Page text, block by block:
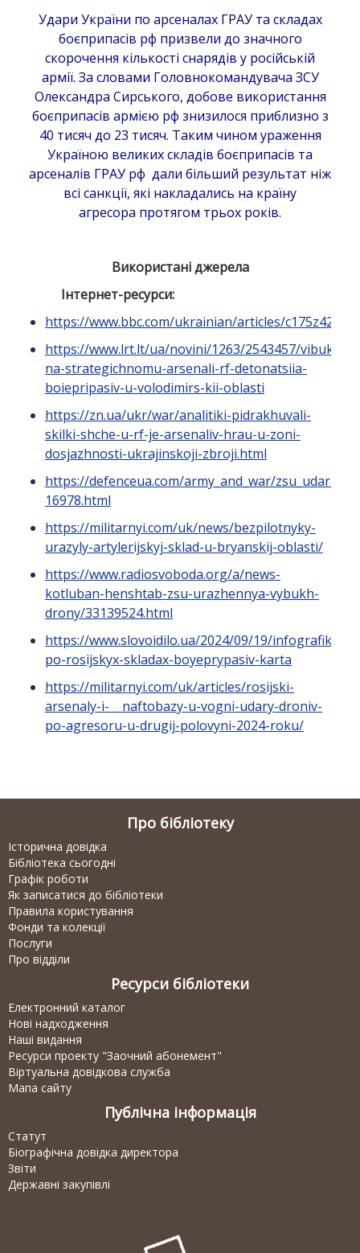
Удари України по арсеналах ГРАУ та складах
боєприпасів рф призвели до значного
скорочення кількості снарядів у російській
армії. За словами Головнокомандувача ЗСУ
Олександра Сирського, добове використання
боєприпасів армією рф знизилося приблизно з
40 тисяч до 23 тисяч. Таким чином ураження
Україною великих складів боєприпасів та
арсеналів ГРАУ рф дали більший результат ніж
всі санкції, які накладались на країну
агресора протягом трьох років.
Використані джерела
Інтернет-ресурси:
https://www.bbc.com/ukrainian/articles/
https://www.lrt.lt/ua/novini/1263/2543457/vibukhi-
na-strategichnomu-arsenali-rf-detonatsiia-
boiepripasiv-u-volodimirs-kii-oblasti
https://zn.ua/ukr/war/analitiki-pidrakhuvali-
skilki-shche-u-rf-je-arsenaliv-hrau-u-zoni-
dosjazhnosti-ukrajinskoji-zbroji.html
https://defenceua.com/army_and_war/
16978.html
https://militarnyi.com/uk/news/bezpilotnyky-
urazyly-artylerijskyj-sklad-u-bryanskij-oblasti/
https://www.radiosvoboda.org/a/news-
kotluban-henshtab-zsu-urazhennya-vybukh-
drony/33139524.html
https://www.slovoidilo.ua/2024/09/19/infografika/
po-rosijskyx-skladax-boyeprypasiv-karta
https://militarnyi.com/uk/articles/rosijski-
arsenaly-i- naftobazy-u-vogni-udary-droniv-
po-agresoru-u-drugij-polovyni-2024-roku/
Про бібліотеку
Історична довідка
Бібліотека сьогодні
Графік роботи
Як записатися до бібліотеки
Правила користування
Фонди та колекції
Послуги
Про відділи
Ресурси бібліотеки
Електронний каталог
Нові надходження
Наші видання
Ресурси проекту "Заочний абонемент"
Віртуальна довідкова служба
Мапа сайту
Публічна інформація
Статут
Біографічна довідка директора
Звіти
Державні закупівлі